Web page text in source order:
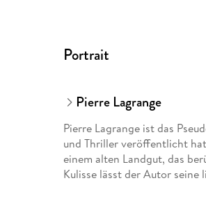
Portrait
Pierre Lagrange
Pierre Lagrange ist das
und Thriller veröffentlicht
einem alten Landgut, das
Kulisse lässt der Autor